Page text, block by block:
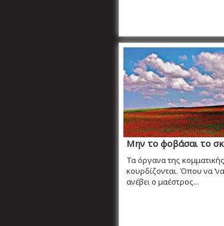
Μην το φοβάσαι το
Τα όργανα της
κουρδίζονται. Όπου να
ανέβει ο μαέστρος...